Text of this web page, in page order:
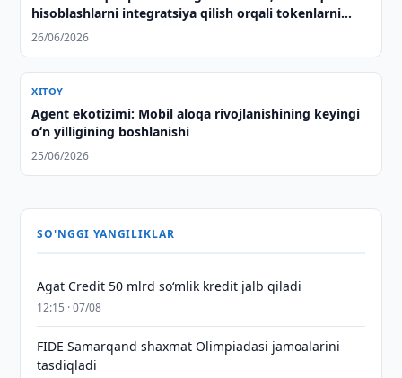
hisoblashlarni integratsiya qilish orqali tokenlarni
monetizatsiya qilishda yordam beradi
26/06/2026
XITOY
Agent ekotizimi: Mobil aloqa rivojlanishining keyingi
o‘n yilligining boshlanishi
25/06/2026
SO'NGGI YANGILIKLAR
Agat Credit 50 mlrd so‘mlik kredit jalb qiladi
12:15 · 07/08
FIDE Samarqand shaxmat Olimpiadasi jamoalarini
tasdiqladi